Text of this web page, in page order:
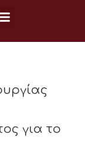
για το